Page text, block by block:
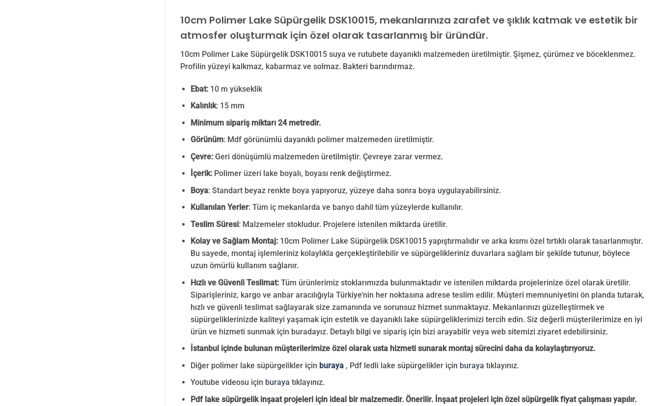
10cm Polimer Lake Süpürgelik DSK10015, mekanlarınıza zarafet ve şıklık katmak ve estetik bir
atmosfer oluşturmak için özel olarak tasarlanmış bir üründür.
10cm Polimer Lake Süpürgelik DSK10015 suya ve rutubete dayanıklı malzemeden üretilmiştir. Şişmez, çürümez ve böceklenmez.
Profilin yüzeyi kalkmaz, kabarmaz ve solmaz. Bakteri barındırmaz.
Ebat:10 m yükseklik
Kalınlık: 15 mm
Minimum sipariş miktarı 24 metredir.
Görünüm: Mdf görünümlü dayanıklı polimer malzemeden üretilmiştir.
Çevre:Geri dönüşümlü malzemeden üretilmiştir. Çevreye zarar vermez.
İçerik:Polimer üzeri lake boyalı, boyası renk değiştirmez.
Boya: Standart beyaz renkte boya yapıyoruz, yüzeye daha sonra boya uygulayabilirsiniz.
Kullanılan Yerler: Tüm iç mekanlarda ve banyo dahil tüm yüzeylerde kullanılır.
Teslim Süresi: Malzemeler stokludur. Projelere istenilen miktarda üretilir.
Kolay ve Sağlam Montaj: 10cm Polimer Lake Süpürgelik DSK10015 yapıştırmalıdır ve arka kısmı özel tırtıklı olarak tasarlanmıştır.
Bu sayede, montaj işlemleriniz kolaylıkla gerçekleştirilebilir ve süpürgelikleriniz duvarlara sağlam bir şekilde tutunur, böylece
uzun ömürlü kullanım sağlanır.
Hızlı ve Güvenli Teslimat: Tüm ürünlerimiz stoklarımızda bulunmaktadır ve istenilen miktarda projelerinize özel olarak üretilir.
Siparişleriniz, kargo ve anbar aracılığıyla Türkiye’nin her noktasına adrese teslim edilir. Müşteri memnuniyetini ön planda tutarak,
hızlı ve güvenli teslimat sağlayarak size zamanında ve sorunsuz hizmet sunmaktayız. Mekanlarınızı güzelleştirmek ve
süpürgeliklerinizde kaliteyi yaşamak için estetik ve dayanıklı lake süpürgeliklerimizi tercih edin. Siz değerli müşterilerimize en iyi
ürün ve hizmeti sunmak için buradayız. Detaylı bilgi ve sipariş için bizi arayabilir veya web sitemizi ziyaret edebilirsiniz.
İstanbul içinde bulunan müşterilerimize özel olarak usta hizmeti sunarak montaj sürecini daha da kolaylaştırıyoruz.
Diğer polimer lake süpürgelikler için buraya, Pdf ledli lake süpürgelikler için buraya tıklayınız.
Youtube videosu için buraya tıklayınız.
Pdf lake süpürgelik inşaat projeleri için ideal bir malzemedir. Önerilir. İnşaat projeleri için özel süpürgelik fiyat çalışması yapılır.